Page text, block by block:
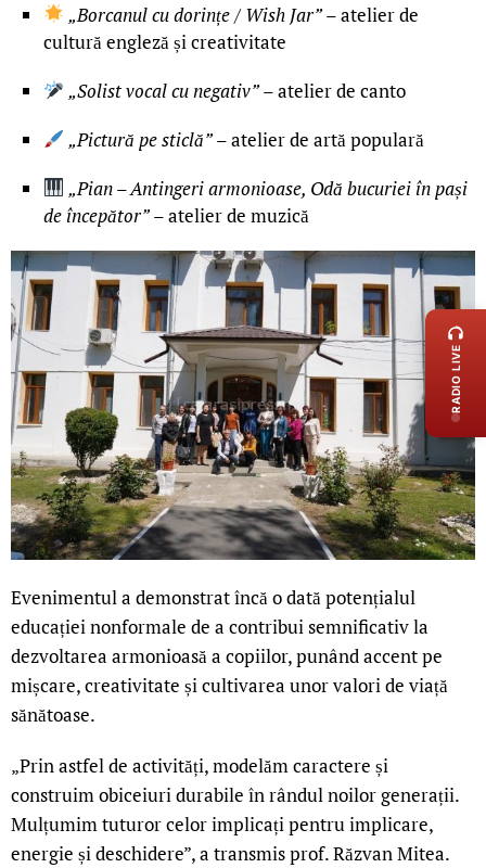
„Borcanul cu dorințe / Wish Jar”– atelier de
cultură engleză și creativitate
„Solist vocal cu negativ”– atelier de canto
„Pictură pe sticlă”– atelier de artă populară
„Pian – Antingeri armonioase, Odă bucuriei în pași
de începător”– atelier de muzică
Evenimentul a demonstrat încă o dată potențialul
educației nonformale de a contribui semnificativ la
dezvoltarea armonioasă a copiilor, punând accent pe
mișcare, creativitate și cultivarea unor valori de viață
sănătoase.
„Prin astfel de activități, modelăm caractere și
construim obiceiuri durabile în rândul noilor generații.
Mulțumim tuturor celor implicați pentru implicare,
energie și deschidere”, a transmis prof. Răzvan Mitea.
LIVE
RADIO LIVE